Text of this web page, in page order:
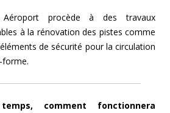
Aéroport procède à des travaux
à la rénovation des pistes comme
de sécurité pour la circulation
forme.
comment fonctionnera